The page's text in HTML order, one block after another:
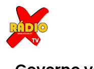
content